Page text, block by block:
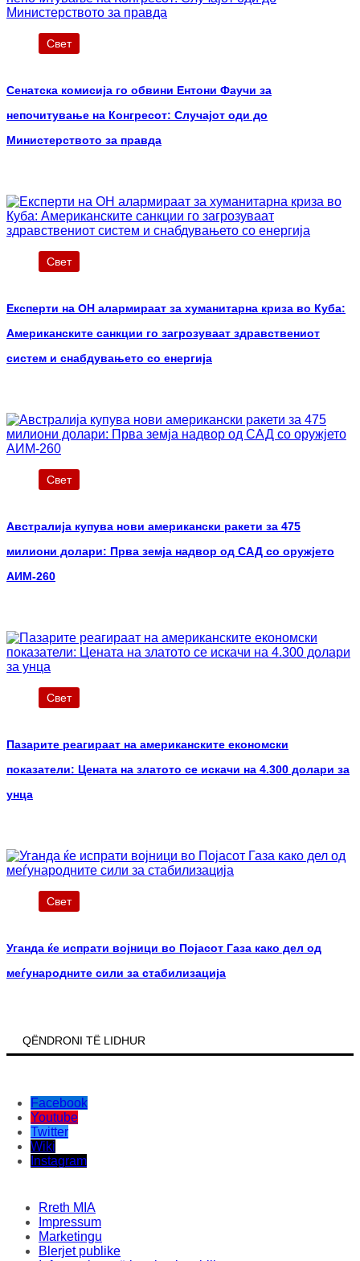
Свет
Сенатска комисија го обвини Ентони Фаучи за
непочитување на Конгресот: Случајот оди до
Министерството за правда
Свет
Експерти на ОН алармираат за хуманитарна криза во Куба:
Американските санкции го загрозуваат здравствениот
систем и снабдувањето со енергија
Свет
Австралија купува нови американски ракети за 475
милиони долари: Прва земја надвор од САД со оружјето
АИМ-260
Свет
Пазарите реагираат на американските економски
показатели: Цената на златото се искачи на 4.300 долари за
унца
Свет
Уганда ќе испрати војници во Појасот Газа како дел од
меѓународните сили за стабилизација
QËNDRONI TË LIDHUR
Facebook
Youtube
Twitter
Wiki
Instagram
Rreth MIA
Impressum
Marketingu
Blerjet publike